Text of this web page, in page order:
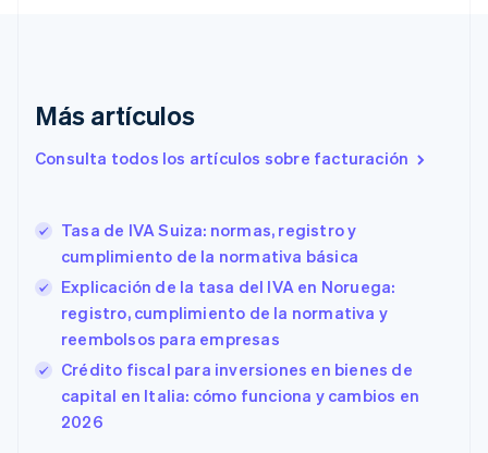
Más artículos
Consulta todos los artículos sobre facturación
Tasa de IVA Suiza: normas, registro y
cumplimiento de la normativa básica
Explicación de la tasa del IVA en Noruega:
registro, cumplimiento de la normativa y
reembolsos para empresas
Crédito fiscal para inversiones en bienes de
capital en Italia: cómo funciona y cambios en
2026
EnglishItaliano
English
Eslovaquia
English
EnglishItaliano
España
EspañolEnglish
Estados Unidos
简体中文
Estonia
English